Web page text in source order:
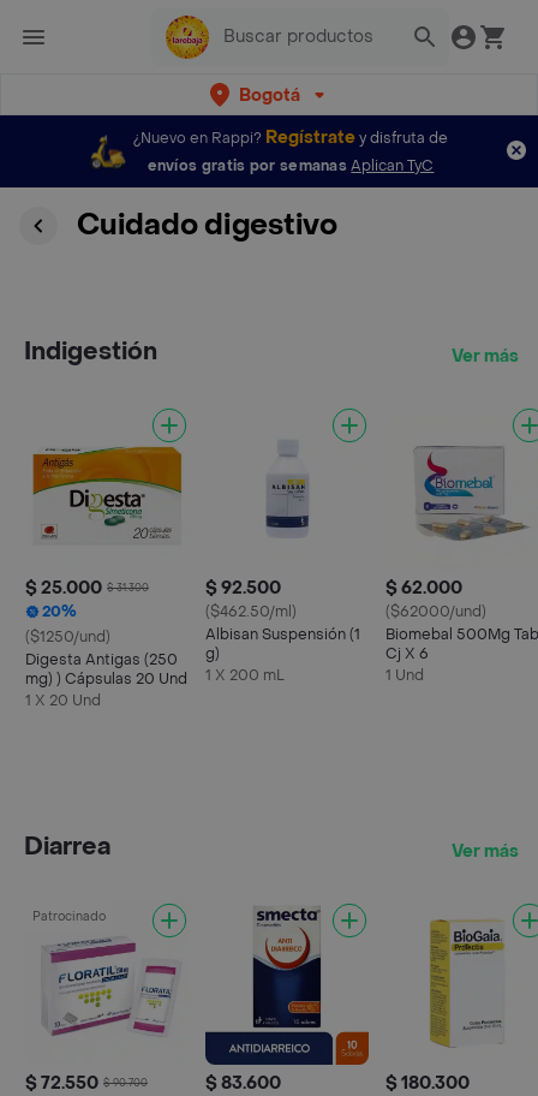
Bogotá
¿Nuevo en Rappi? Regístratey disfruta de
envíos gratis por semanas Aplican TyC
Cuidado digestivo
Indigestión Ver más
$ 25.000 $ 31.300
20%
($1250/und)
Digesta Antigas (250
mg) ) Cápsulas 20 Und
1 X 20 Und
$ 92.500
($462.50/ml)
Albisan Suspensión (1
g)
1 X 200 mL
$ 62.000
($62000/und)
Biomebal 500Mg Tab
Cj X 6
1 Und
Diarrea Ver más
Patrocinado
$ 72.550 $ 90.700 $ 83.600 $ 180.300